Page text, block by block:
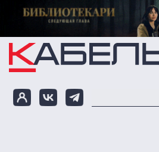
Перейти к основному содержанию